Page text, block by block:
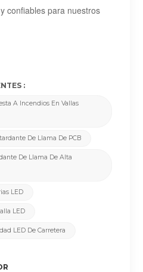
confiables para nuestros
:
A Incendios En Vallas
De Llama De PCB
De Llama De Alta
LED
LED
LED De Carretera